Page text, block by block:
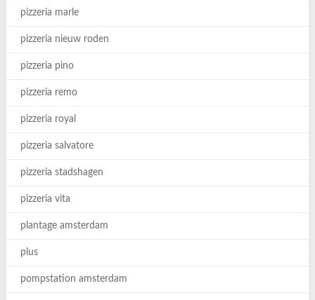
pizzeria marle
pizzeria nieuw roden
pizzeria pino
pizzeria remo
pizzeria royal
pizzeria salvatore
pizzeria stadshagen
pizzeria vita
plantage amsterdam
plus
pompstation amsterdam